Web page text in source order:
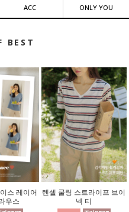
ACC ONLY YOU
BEST
스 레이어
우스
텐셀 쿨링 스트라이프 브이
넥 티